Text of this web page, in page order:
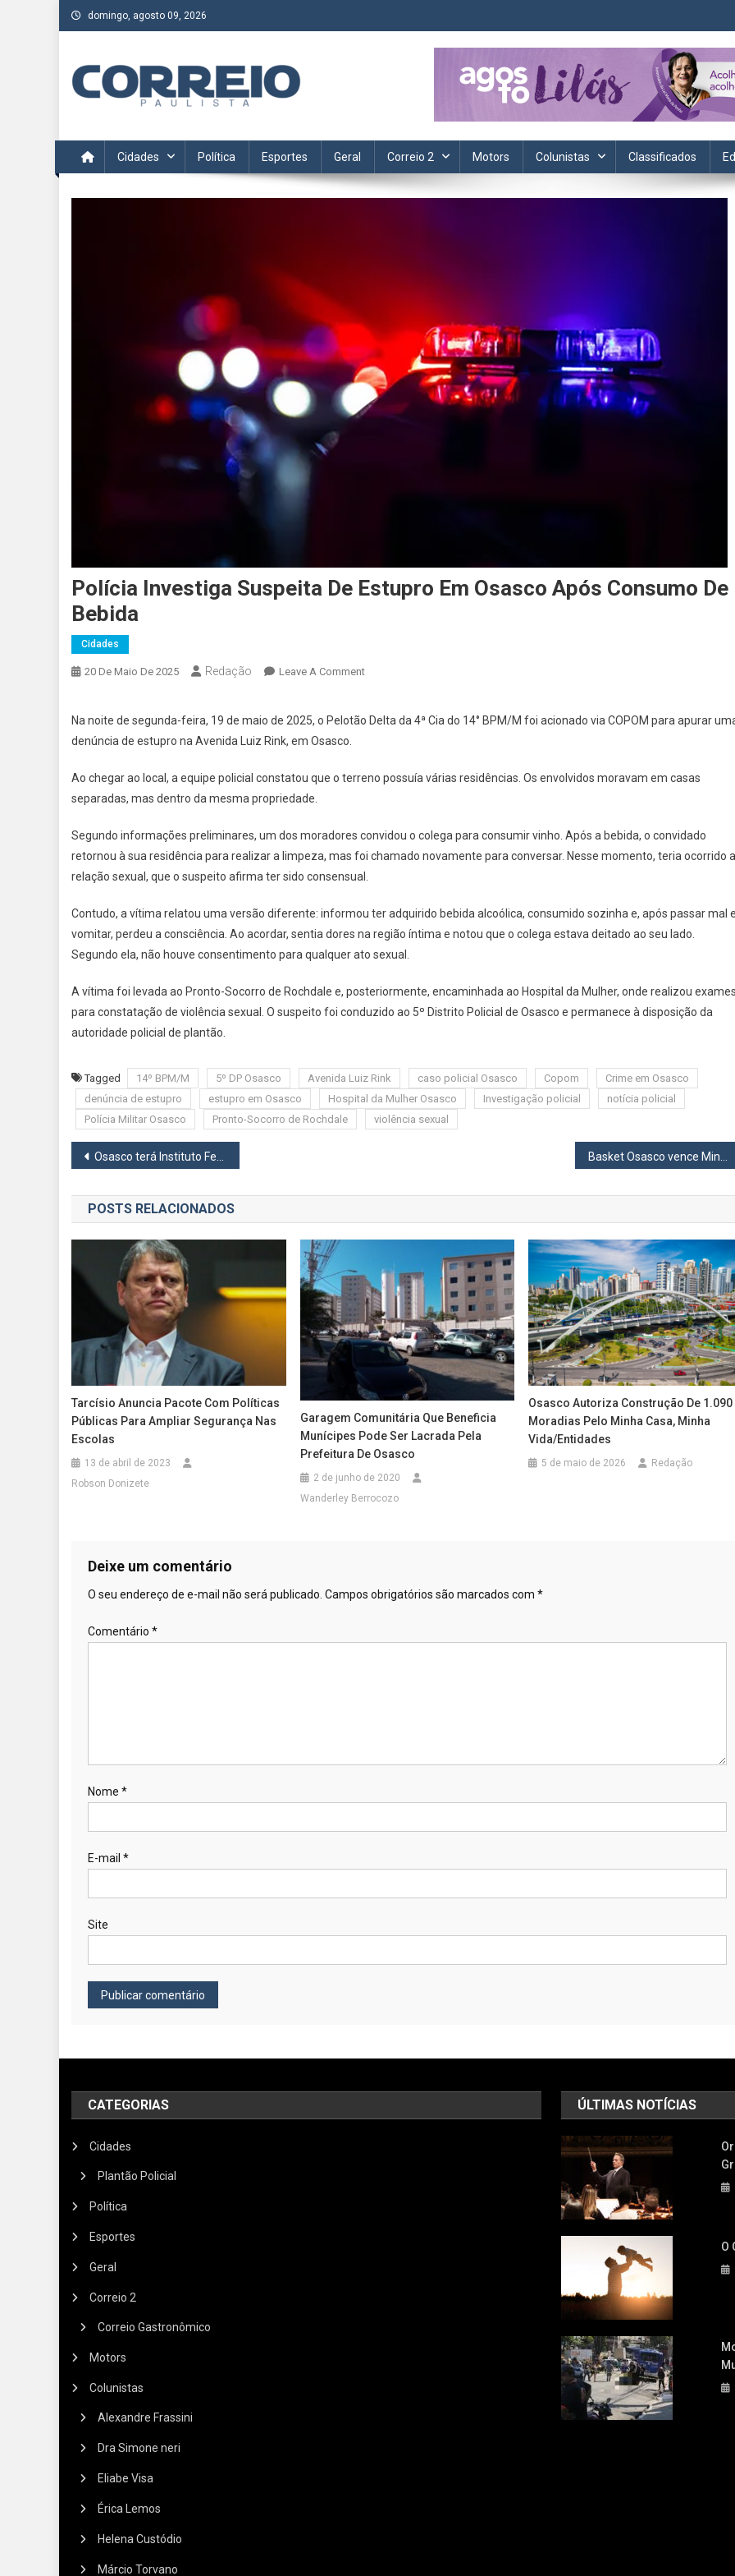
Skip
to
domingo, agosto 09, 2026
Acompanhe as últimas notícias da região no Correio Paulista. Informação, política, saúde, economia, esportes e cotidiano.
Cidades Política Esportes Geral Correio 2 Motors Colunistas Classificados
Polícia Investiga Suspeita De Estupro Em Osasco Após Consumo De
Bebida
Cidades
20 De Maio De 2025 Redação Leave A CommentOn
Suspeita
Em
Consumo
De
Bebida
Na noite de segunda-feira, 19 de maio de 2025, o Pelotão Delta da 4ª Cia do 14° BPM/M foi acionado via COPOM para apurar
denúncia de estupro na Avenida Luiz Rink, em Osasco.
Ao chegar ao local, a equipe policial constatou que o terreno possuía várias residências. Os envolvidos moravam em casas
separadas, mas dentro da mesma propriedade.
Segundo informações preliminares, um dos moradores convidou o colega para consumir vinho. Após a bebida, o convidado
retornou à sua residência para realizar a limpeza, mas foi chamado novamente para conversar. Nesse momento, teria ocorrido a
relação sexual, que o suspeito afirma ter sido consensual.
Contudo, a vítima relatou uma versão diferente: informou ter adquirido bebida alcoólica, consumido sozinha e, após passar mal e
vomitar, perdeu a consciência. Ao acordar, sentia dores na região íntima e notou que o colega estava deitado ao seu lado.
Segundo ela, não houve consentimento para qualquer ato sexual.
A vítima foi levada ao Pronto-Socorro de Rochdale e, posteriormente, encaminhada ao Hospital da Mulher, onde realizou exames
para constatação de violência sexual. O suspeito foi conduzido ao 5º Distrito Policial de Osasco e permanece à disposição da
autoridade policial de plantão.
Tagged 14º BPM/M 5º DP Osasco Avenida Luiz Rink caso policial Osasco Copom
Crime em Osasco
denúncia de estupro
estupro em Osasco Hospital da Mulher Osasco Investigação policial
notícia policial
Polícia Militar Osasco
Pronto-Socorro de Rochdale violência sexual
Navegação
de
Post
Osasco terá Instituto Federal de Educação em 2026 no prédio da antiga Unifesp
POSTS RELACIONADOS
Tarcísio Anuncia Pacote Com Políticas
Públicas Para Ampliar Segurança Nas
Escolas
13 de abril de 2023
Robson Donizete
Garagem Comunitária Que Beneficia
Munícipes Pode Ser Lacrada Pela
Prefeitura De Osasco
2 de junho de 2020
Wanderley Berrocozo
Osasco Autoriza Construção De 1.090
Moradias Pelo Minha Casa, Minha
Vida/Entidades
5 de maio de 2026 Redação
Deixe um comentário
O seu endereço de e-mail não será publicado. Campos obrigatórios são marcados com *
Comentário *
Nome *
E-mail *
Site
CATEGORIAS
Cidades
Plantão Policial
Política
Esportes
Geral
Correio 2
Correio Gastronômico
Motors
Colunistas
Alexandre Frassini
Dra Simone neri
Eliabe Visa
Érica Lemos
Helena Custódio
Márcio Torvano
ÚLTIMAS NOTÍCIAS
O